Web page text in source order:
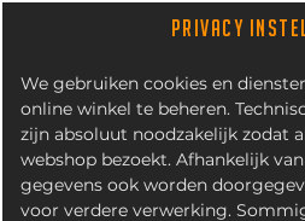
PRIVACY
We gebruiken cookies en
online winkel te beheren.
zijn absoluut noodzakelijk zodat
webshop bezoekt. Afhankelijk
gegevens ook worden
voor verdere verwerking.